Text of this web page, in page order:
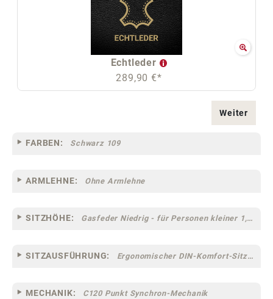
Echtleder
289,90 €*
Weiter
FARBEN: Schwarz 109
ARMLEHNE: Ohne Armlehne
SITZHÖHE: Gasfeder Niedrig - für Personen kleiner 1,60 m
SITZAUSFÜHRUNG: Ergonomischer DIN-Komfort-Sitz [75]
MECHANIK: C120 Punkt Synchron-Mechanik